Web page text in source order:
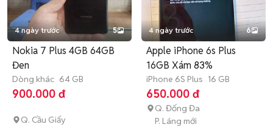
4 ngày trước 5
Nokia 7 Plus 4GB 64GB
Đen
Dòng khác 64 GB
900.000 đ
Q. Cầu Giấy
4 ngày trước 6
Apple iPhone 6s Plus
16GB Xám 83%
iPhone 6S Plus 16 GB
650.000 đ
Q. Đống Đa
P. Láng mới